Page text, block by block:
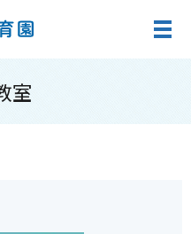
メ
室